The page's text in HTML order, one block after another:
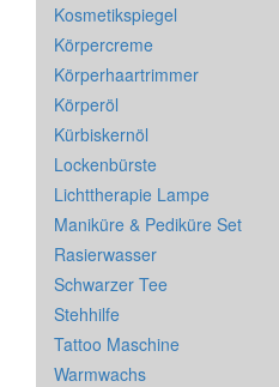
Kosmetikspiegel
Körpercreme
Körperhaartrimmer
Körperöl
Kürbiskernöl
Lockenbürste
Lichttherapie Lampe
Maniküre & Pediküre Set
Rasierwasser
Schwarzer Tee
Stehhilfe
Tattoo Maschine
Warmwachs